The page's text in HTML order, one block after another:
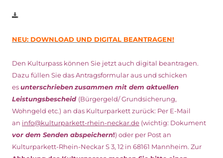
NEU: DOWNLOAD UND DIGITAL BEANTRAGEN!
Den Kulturpass können Sie jetzt auch digital beantragen.
Dazu füllen Sie das Antragsformular aus und schicken
esunterschriebenzusammen mit dem aktuellen
Leistungsbescheid (Bürgergeld/ Grundsicherung,
Wohngeld etc.) an das Kulturparkett zurück: Per E-Mail
an info@kulturparkett-rhein-neckar.de (wichtig: Dokument
vor dem Senden abspeichern!) oder per Post an
Kulturparkett-Rhein-Neckar S 3, 12 in 68161 Mannheim. Zur